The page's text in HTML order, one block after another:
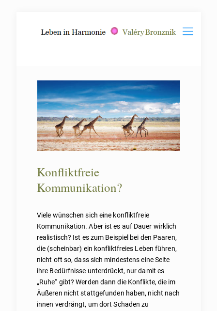
Konfliktfreie
Kommunikation?
Viele wünschen sich eine konfliktfreie
Kommunikation. Aber ist es auf Dauer wirklich
realistisch? Ist es zum Beispiel bei den Paaren,
die (scheinbar) ein konfliktfreies Leben führen,
nicht oft so, dass sich mindestens eine Seite
ihre Bedürfnisse unterdrückt, nur damit es
„Ruhe“ gibt? Werden dann die Konflikte, die im
Äußeren nicht stattgefunden haben, nicht nach
innen verdrängt, um dort Schaden zu